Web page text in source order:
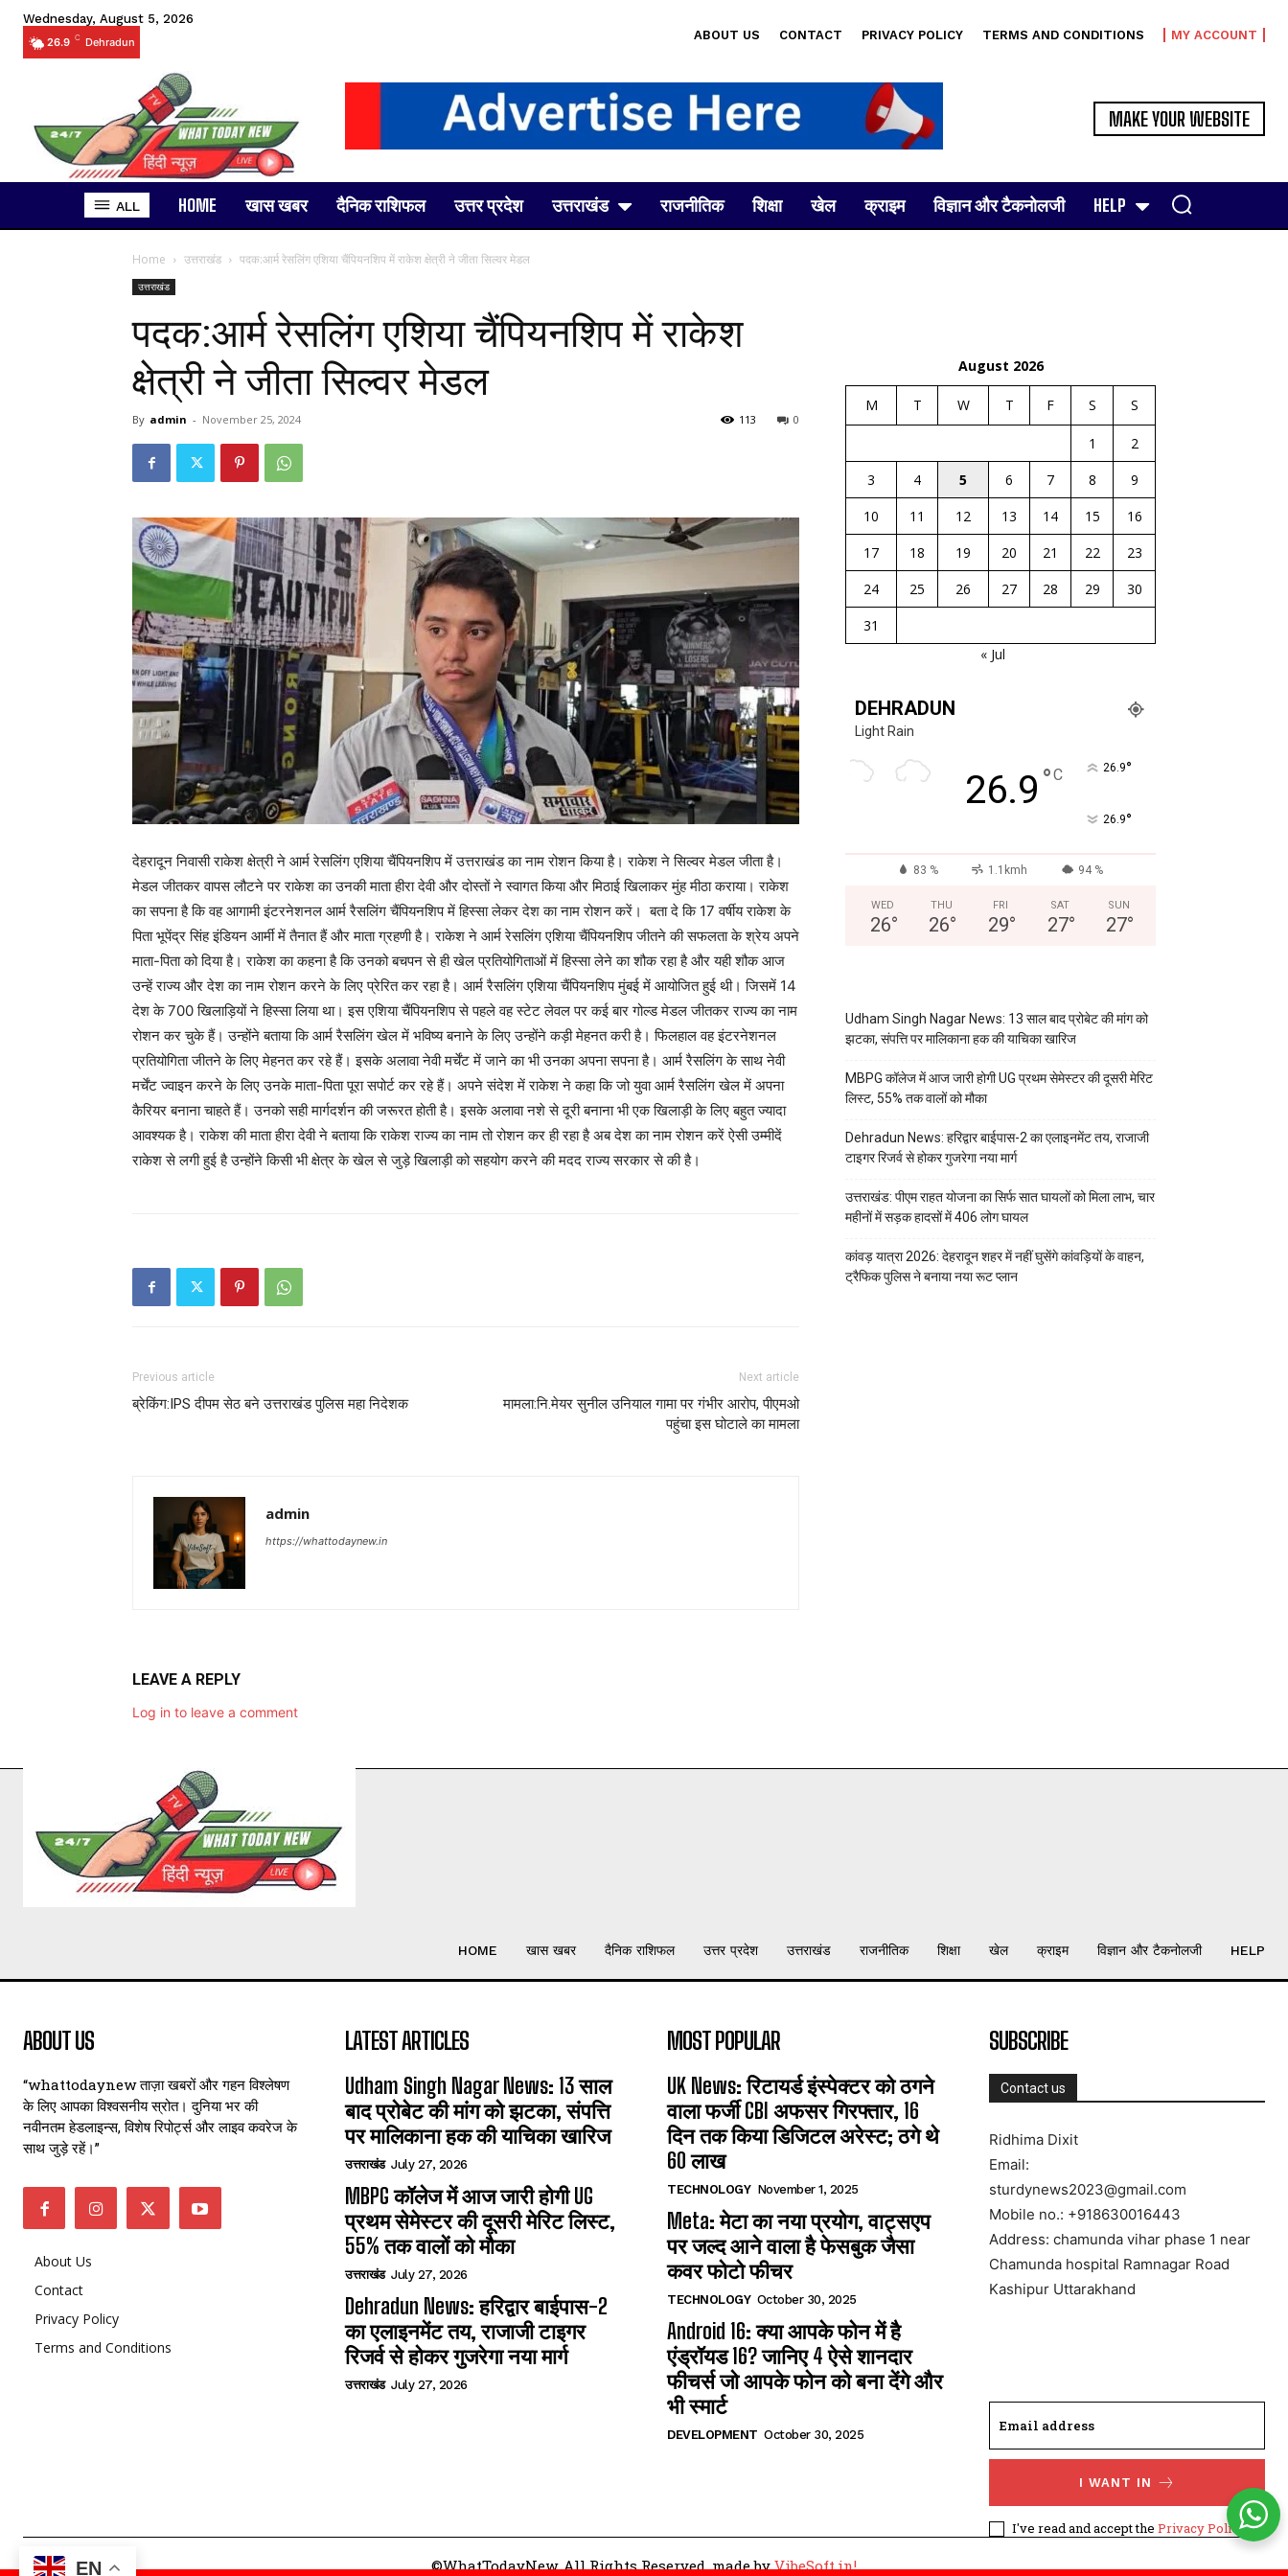
Wednesday, August 5, 2026
26.9 C Dehradun ABOUT US CONTACT PRIVACY POLICY TERMS AND CONDITIONS MY ACCOUNT
MAKE YOUR WEBSITE
ALL HOME खास खबर दैनिक राशिफल उत्तर प्रदेश उत्तराखंड राजनीतिक शिक्षा खेल क्राइम विज्ञान और टैकनोलजी HELP
Home उत्तराखंड पदक:आर्म रेसलिंग एशिया चैंपियनशिप में राकेश क्षेत्री ने जीता सिल्वर मेडल
उत्तराखंड
पदक:आर्म रेसलिंग एशिया चैंपियनशिप में राकेश
क्षेत्री ने जीता सिल्वर मेडल
By admin - November 25, 2024 0
113
देहरादून निवासी राकेश क्षेत्री ने आर्म रेसलिंग एशिया चैंपियनशिप में उत्तराखंड का नाम रोशन किया है। राकेश ने सिल्वर मेडल जीता है।
मेडल जीतकर वापस लौटने पर राकेश का उनकी माता हीरा देवी और दोस्तों ने स्वागत किया और मिठाई खिलाकर मुंह मीठा कराया। राकेश
का सपना है कि वह आगामी इंटरनेशनल आर्म रैसलिंग चैंपियनशिप में हिस्सा लेकर देश का नाम रोशन करें। बता दे कि 17 वर्षीय राकेश के
पिता भूपेंद्र सिंह इंडियन आर्मी में तैनात हैं और माता ग्रहणी है। राकेश ने आर्म रेसलिंग एशिया चैंपियनशिप जीतने की सफलता के श्रेय अपने
माता-पिता को दिया है। राकेश का कहना है कि उनको बचपन से ही खेल प्रतियोगिताओं में हिस्सा लेने का शौक रहा है और यही शौक आज
उन्हें राज्य और देश का नाम रोशन करने के लिए प्रेरित कर रहा है। आर्म रैसलिंग एशिया चैंपियनशिप मुंबई में आयोजित हुई थी। जिसमें 14
देश के 700 खिलाड़ियों ने हिस्सा लिया था। इस एशिया चैंपियनशिप से पहले वह स्टेट लेवल पर कई बार गोल्ड मेडल जीतकर राज्य का नाम
रोशन कर चुके हैं। उन्होंने बताया कि आर्म रैसलिंग खेल में भविष्य बनाने के लिए उन्होंने कड़ी मेहनत करी है। फिलहाल वह इंटरनेशनल
प्रतियोगिता जीतने के लिए मेहनत कर रहे हैं। इसके अलावा नेवी मर्चेंट में जाने का भी उनका अपना सपना है। आर्म रैसलिंग के साथ नेवी
मर्चेंट ज्वाइन करने के लिए उनके माता-पिता पूरा सपोर्ट कर रहे हैं। अपने संदेश में राकेश ने कहा कि जो युवा आर्म रैसलिंग खेल में अपना
कैरियर बनाना चाहते हैं। उनको सही मार्गदर्शन की जरूरत होती है। इसके अलावा नशे से दूरी बनाना भी एक खिलाड़ी के लिए बहुत ज्यादा
आवश्यक है। राकेश की माता हीरा देवी ने बताया कि राकेश राज्य का नाम तो रोशन कर ही रहा है अब देश का नाम रोशन करें ऐसी उम्मीदें
राकेश से लगी हुई है उन्होंने किसी भी क्षेत्र के खेल से जुड़े खिलाड़ी को सहयोग करने की मदद राज्य सरकार से की है।
Previous article
ब्रेकिंग:IPS दीपम सेठ बने उत्तराखंड पुलिस महा निदेशक
Next article
मामला:नि.मेयर सुनील उनियाल गामा पर गंभीर आरोप, पीएमओ
पहुंचा इस घोटाले का मामला
admin
https://whattodaynew.in
LEAVE A REPLY
Log in to leave a comment
August 2026
M T W T F S S
1
2
3
4 5 6 7 8
9
10
11 12 13 14 15
16
17
18 19 20 21 22
23
24
25 26 27 28 29
30
31
« Jul
DEHRADUN
Light Rain
26.9 °C 26.9°
26.9°
83 % 1.1kmh 94 %
WED
26°
THU
26°
FRI
29°
SAT
27°
SUN
27°
Udham Singh Nagar News: 13 साल बाद प्रोबेट की मांग को
झटका, संपत्ति पर मालिकाना हक की याचिका खारिज
MBPG कॉलेज में आज जारी होगी UG प्रथम सेमेस्टर की दूसरी मेरिट
लिस्ट, 55% तक वालों को मौका
Dehradun News: हरिद्वार बाईपास-2 का एलाइनमेंट तय, राजाजी
टाइगर रिजर्व से होकर गुजरेगा नया मार्ग
उत्तराखंड: पीएम राहत योजना का सिर्फ सात घायलों को मिला लाभ, चार
महीनों में सड़क हादसों में 406 लोग घायल
कांवड़ यात्रा 2026: देहरादून शहर में नहीं घुसेंगे कांवड़ियों के वाहन,
ट्रैफिक पुलिस ने बनाया नया रूट प्लान
HOME खास खबर दैनिक राशिफल उत्तर प्रदेश उत्तराखंड राजनीतिक शिक्षा खेल क्राइम विज्ञान और टैकनोलजी HELP
ABOUT US
“whattodaynew ताज़ा खबरों और गहन विश्लेषण
के लिए आपका विश्वसनीय स्रोत। दुनिया भर की
नवीनतम हेडलाइन्स, विशेष रिपोर्ट्स और लाइव कवरेज के
साथ जुड़े रहें।”
About Us
Contact
Privacy Policy
Terms and Conditions
LATEST ARTICLES
Udham Singh Nagar News: 13 साल
बाद प्रोबेट की मांग को झटका, संपत्ति
पर मालिकाना हक की याचिका खारिज
उत्तराखंड July 27, 2026
MBPG कॉलेज में आज जारी होगी UG
प्रथम सेमेस्टर की दूसरी मेरिट लिस्ट,
55% तक वालों को मौका
उत्तराखंड July 27, 2026
Dehradun News: हरिद्वार बाईपास-2
का एलाइनमेंट तय, राजाजी टाइगर
रिजर्व से होकर गुजरेगा नया मार्ग
उत्तराखंड July 27, 2026
MOST POPULAR
UK News: रिटायर्ड इंस्पेक्टर को ठगने
वाला फर्जी CBI अफसर गिरफ्तार, 16
दिन तक किया डिजिटल अरेस्ट; ठगे थे
60 लाख
TECHNOLOGY November 1, 2025
Meta: मेटा का नया प्रयोग, वाट्सएप
पर जल्द आने वाला है फेसबुक जैसा
कवर फोटो फीचर
TECHNOLOGY October 30, 2025
Android 16: क्या आपके फोन में है
एंड्रॉयड 16? जानिए 4 ऐसे शानदार
फीचर्स जो आपके फोन को बना देंगे और
भी स्मार्ट
DEVELOPMENT October 30, 2025
SUBSCRIBE
Contact us
Ridhima Dixit
Email:
sturdynews2023@gmail.com
Mobile no.: +918630016443
Address: chamunda vihar phase 1 near
Chamunda hospital Ramnagar Road
Kashipur Uttarakhand
I WANT IN
I've read and accept the Privacy Policy.
©WhatTodayNew. All Rights Reserved. made byVibeSoft.in!
EN